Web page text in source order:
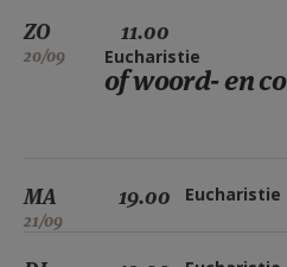
ZO
20/09
11.00
Eucharistie
of woord- en
MA
21/09
19.00 Eucharistie